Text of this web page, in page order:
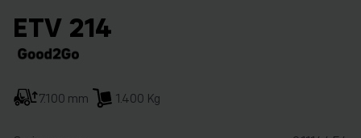
ETV 214
7.100 mm 1.400 Kg